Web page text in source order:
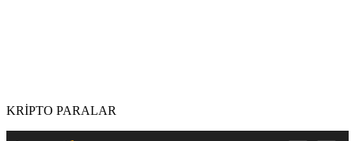
KRİPTO PARALAR